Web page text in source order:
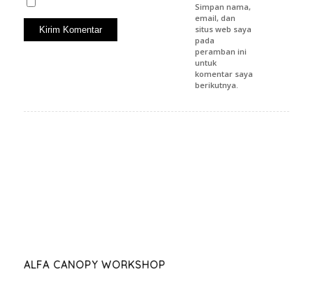
Simpan nama,
email, dan
situs web saya
pada
peramban ini
untuk
komentar saya
berikutnya.
ALFA CANOPY WORKSHOP